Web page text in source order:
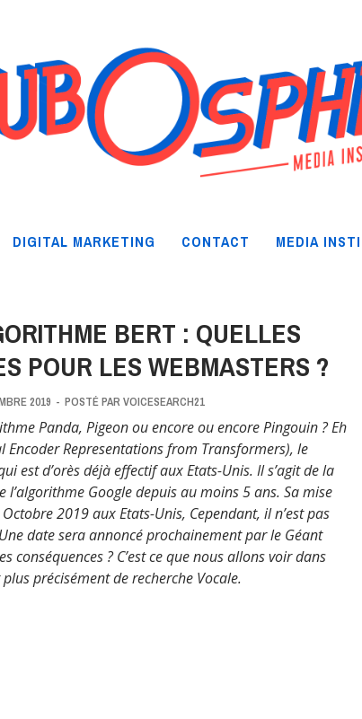
DIGITAL MARKETING CONTACT MEDIA
BERT : QUELLES
POUR LES WEBMASTERS ?
2019 - POSTÉ PAR VOICESEARCH21
Panda, Pigeon ou encore ou encore Pingouin ? Eh
Representations from Transformers), le
est d’orès déjà effectif aux Etats-Unis. Il s’agit de la
Google depuis au moins 5 ans. Sa mise
2019 aux Etats-Unis, Cependant, il n’est pas
date sera annoncé prochainement par le Géant
conséquences ? C’est ce que nous allons voir dans
précisément de recherche Vocale.